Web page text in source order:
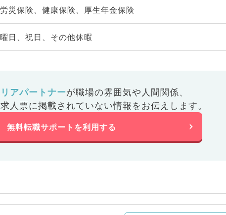
災保険、健康保険、厚生年金保険
日、祝日、その他休暇
アパートナーが職場の雰囲気や人間関係、
求人票に掲載されていない情報をお伝えします。
無料転職サポートを利用する